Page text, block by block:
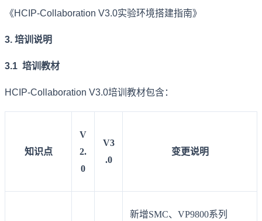
《HCIP-Collaboration V3.0实验环境搭建指南》
3. 培训说明
3.1 培训教材
HCIP-Collaboration V3.0培训教材包含：
知识点
V
2.
0
V3
.0
变更说明
新增SMC、VP9800系列